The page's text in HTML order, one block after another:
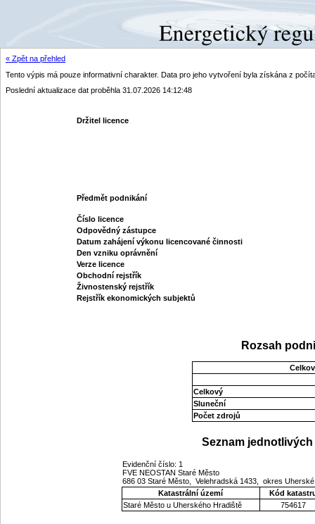
« Zpět na přehled
Tento výpis má pouze informativní charakter. Data pro jeho vytvoření byla získána z
Poslední aktualizace dat proběhla 31.07.2026 14:12:48
Držitel licence
Předmět podnikání
Číslo licence
Odpovědný zástupce
Datum zahájení výkonu licencované činnosti
Den vzniku oprávnění
Verze licence
Obchodní rejstřík
Živnostenský rejstřík
Rejstřík ekonomických subjektů
Rozsah
Celkový
Sluneční
Počet zdrojů
Seznam
Evidenční číslo: 1
FVE NEOSTAN Staré Město
686 03 Staré Město, Velehradská 1433, okres
Katastrální území
Kód
Staré Město u Uherského Hradiště
754617